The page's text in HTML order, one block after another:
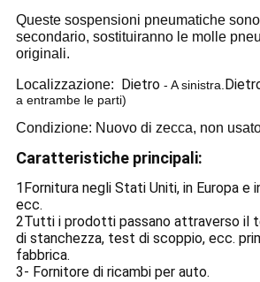
Queste sospensioni pneumatiche
secondario, sostituiranno le molle
originali.
Localizzazione: Dietro - A sinistra.
a entrambe le parti)
Condizione: Nuovo di zecca, non
Caratteristiche principali:
1Fornitura negli Stati Uniti, in Europa e
ecc.
2Tutti i prodotti passano attraverso il
di stanchezza, test di scoppio, ecc.
fabbrica.
3- Fornitore di ricambi per auto.